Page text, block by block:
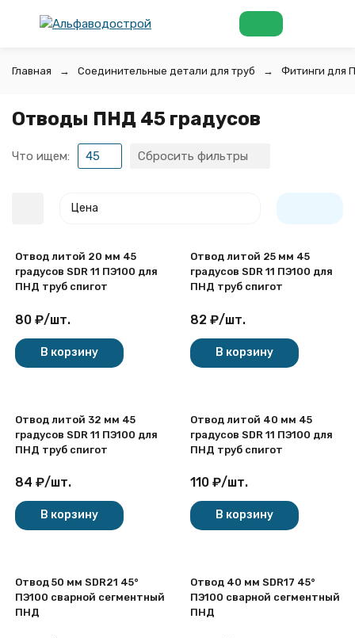
Главная Соединительные детали для труб Фитинги для
Отводы ПНД 45 градусов
Что ищем: 45 Сбросить фильтры
Цена
Отвод литой 20 мм 45
градусов SDR 11 ПЭ100 для
ПНД труб спигот
80 ₽/шт.
В корзину
Отвод литой 25 мм 45
градусов SDR 11 ПЭ100 для
ПНД труб спигот
82 ₽/шт.
В корзину
Отвод литой 32 мм 45
градусов SDR 11 ПЭ100 для
ПНД труб спигот
84 ₽/шт.
В корзину
Отвод литой 40 мм 45
градусов SDR 11 ПЭ100 для
ПНД труб спигот
110 ₽/шт.
В корзину
Отвод 50 мм SDR21 45°
ПЭ100 сварной сегментный
ПНД
Отвод 40 мм SDR17 45°
ПЭ100 сварной сегментный
ПНД